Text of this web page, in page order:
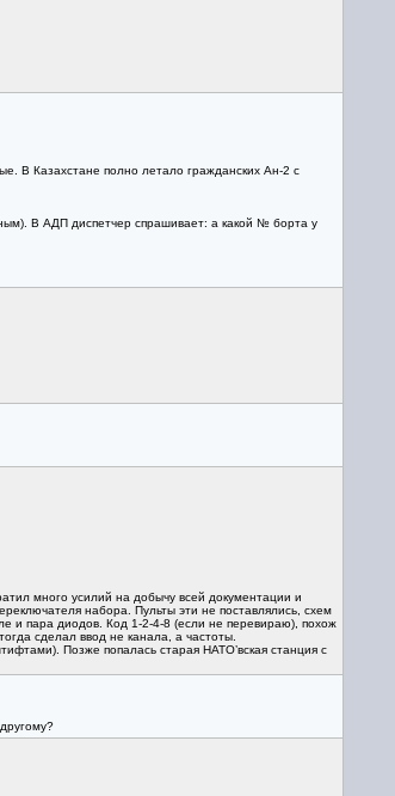
В Казахстане полно летало гражданских Ан-2 с
В АДП диспетчер спрашивает: а какой № борта у
много усилий на добычу всей документации и
набора. Пульты эти не поставлялись, схем
и пара диодов. Код 1-2-4-8 (если не перевираю), похож
сделал ввод не канала, а частоты.
Позже попалась старая НАТО’вская станция с